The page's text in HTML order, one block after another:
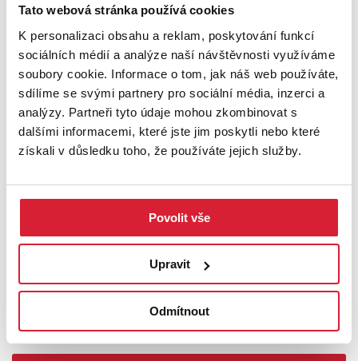
Tato webová stránka používá cookies
K personalizaci obsahu a reklam, poskytování funkcí
sociálních médií a analýze naší návštěvnosti využíváme
soubory cookie. Informace o tom, jak náš web používáte,
sdílíme se svými partnery pro sociální média, inzerci a
analýzy. Partneři tyto údaje mohou zkombinovat s
dalšími informacemi, které jste jim poskytli nebo které
získali v důsledku toho, že používáte jejich služby.
Povolit vše
Upravit
Odmítnout
2 100 000 Kč
Rezervace
Prodej bytu 1+kk 30 m2 Okružní, Jihlava